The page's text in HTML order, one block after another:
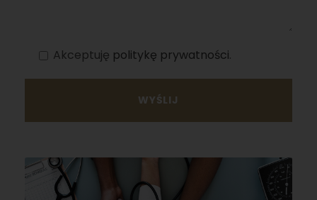
Akceptuję politykę prywatności.